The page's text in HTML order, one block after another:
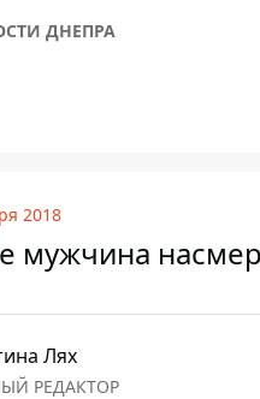
ДНЕПРА
2018
мужчина
Лях
РЕДАКТОР